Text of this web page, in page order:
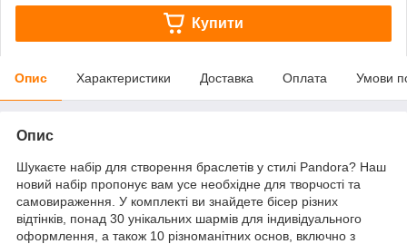
Купити
Опис Характеристики Доставка Оплата Умови
Опис
Шукаєте набір для створення браслетів у стилі Pandora? Наш
новий набір пропонує вам усе необхідне для творчості та
самовираження. У комплекті ви знайдете бісер різних
відтінків, понад 30 унікальних шармів для індивідуального
оформлення, а також 10 різноманітних основ, включно з